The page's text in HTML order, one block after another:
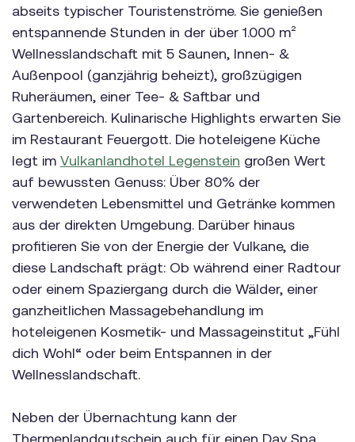
abseits typischer Touristenströme. Sie genießen
entspannende Stunden in der über 1.000 m²
Wellnesslandschaft mit 5 Saunen, Innen- &
Außenpool (ganzjährig beheizt), großzügigen
Ruheräumen, einer Tee- & Saftbar und
Gartenbereich. Kulinarische Highlights erwarten Sie
im Restaurant Feuergott. Die hoteleigene Küche
legt im Vulkanlandhotel Legenstein großen Wert
auf bewussten Genuss: Über 80% der
verwendeten Lebensmittel und Getränke kommen
aus der direkten Umgebung. Darüber hinaus
profitieren Sie von der Energie der Vulkane, die
diese Landschaft prägt: Ob während einer Radtour
oder einem Spaziergang durch die Wälder, einer
ganzheitlichen Massagebehandlung im
hoteleigenen Kosmetik- und Massageinstitut „Fühl
dich Wohl“ oder beim Entspannen in der
Wellnesslandschaft.
Neben der Übernachtung kann der
Thermenlandgutschein auch für einen Day Spa,